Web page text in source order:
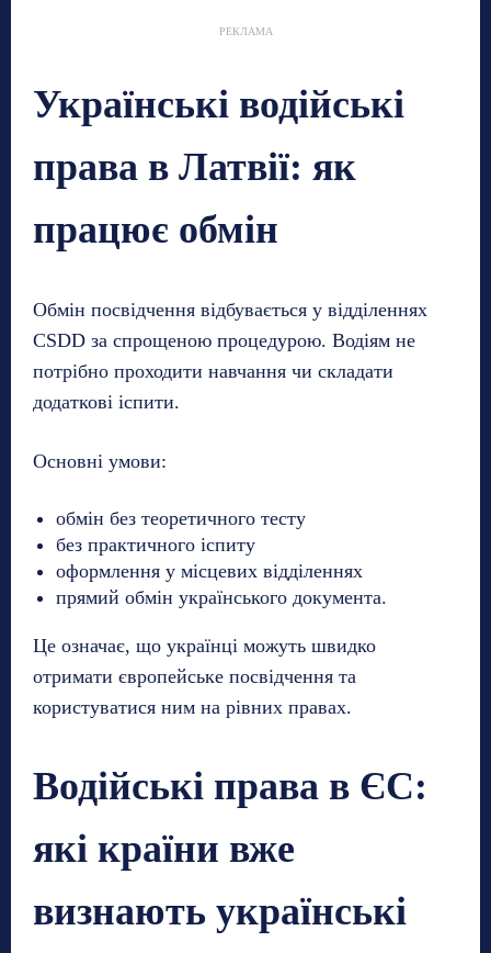
РЕКЛАМА
Українські водійські
права в Латвії: як
працює обмін
Обмін посвідчення відбувається у відділеннях
CSDD за спрощеною процедурою. Водіям не
потрібно проходити навчання чи складати
додаткові іспити.
Основні умови:
обмін без теоретичного тесту
без практичного іспиту
оформлення у місцевих відділеннях
прямий обмін українського документа.
Це означає, що українці можуть швидко
отримати європейське посвідчення та
користуватися ним на рівних правах.
Водійські права в ЄС:
які країни вже
визнають українські